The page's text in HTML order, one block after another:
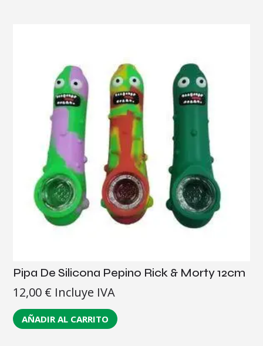
Pipa De Silicona Pepino Rick & Morty 12cm
12,00 € Incluye IVA
AÑADIR AL CARRITO